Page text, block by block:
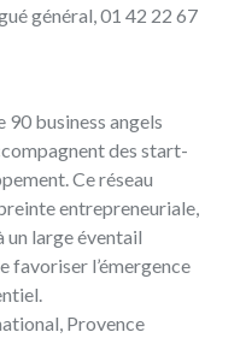
général, 01 42 22 67
90 business angels
des start-
Ce réseau
entrepreneuriale,
un large éventail
favoriser l’émergence
Provence